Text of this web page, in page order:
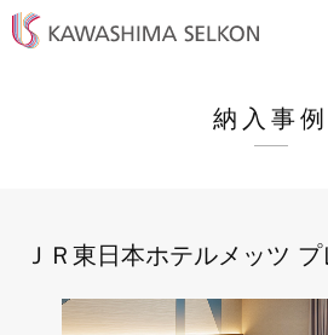
納入事例
ＪＲ東日本ホテルメッツ